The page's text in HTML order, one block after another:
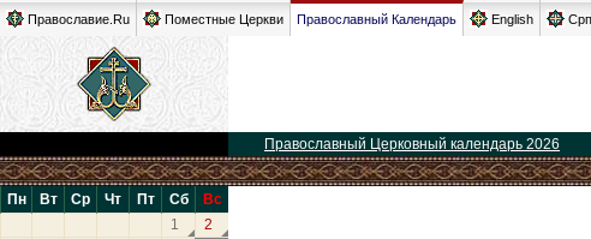
Православие.Ru Поместные Церкви Православный Календарь English
Православный Церковный календарь 2026
Пн Вт Ср Чт Пт Сб
Вс
1
2